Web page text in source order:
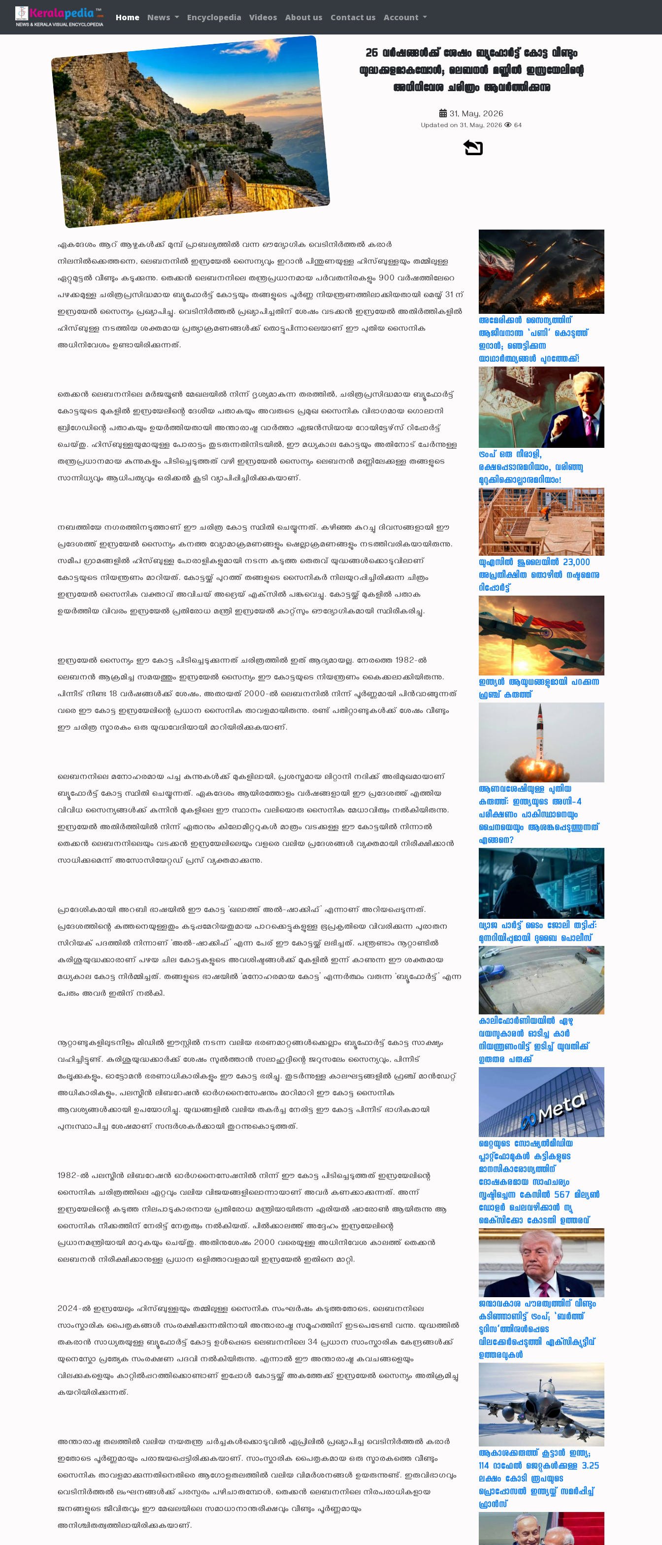
Home News Encyclopedia Videos About us Contact us Account
26 വർഷങ്ങൾക്ക് ശേഷം ബ്യൂഫോർട്ട് കോട്ട വീണ്ടും
യുദ്ധക്കളമാകുമ്പോൾ; ലെബനൻ മണ്ണിൽ ഇസ്രയേലിന്റെ
അധിനിവേശ ചരിത്രം ആവർത്തിക്കുന്നു
31, May, 2026
Updated on 31, May, 2026 64
ഏകദേശം ആറ് ആഴ്ചകൾക്ക് മുമ്പ് പ്രാബല്യത്തിൽ വന്ന ഔദ്യോഗിക വെടിനിർത്തൽ കരാർ
നിലനിൽക്കെത്തന്നെ, ലെബനനിൽ ഇസ്രയേൽ സൈന്യവും ഇറാൻ പിന്തുണയുള്ള ഹിസ്ബുള്ളയും തമ്മിലുള്ള
ഏറ്റുമുട്ടൽ വീണ്ടും കടുക്കുന്നു. തെക്കൻ ലെബനനിലെ തന്ത്രപ്രധാനമായ പർവതനിരകളും 900 വർഷത്തിലേറെ
പഴക്കമുള്ള ചരിത്രപ്രസിദ്ധമായ ബ്യൂഫോർട്ട് കോട്ടയും തങ്ങളുടെ പൂർണ്ണ നിയന്ത്രണത്തിലാക്കിയതായി മെയ്യ് 31 ന്
ഇസ്രയേൽ സൈന്യം പ്രഖ്യാപിച്ചു. വെടിനിർത്തൽ പ്രഖ്യാപിച്ചതിന് ശേഷം വടക്കൻ ഇസ്രയേൽ അതിർത്തികളിൽ
ഹിസ്ബുള്ള നടത്തിയ ശക്തമായ പ്രത്യാക്രമണങ്ങൾക്ക് തൊട്ടുപിന്നാലെയാണ് ഈ പുതിയ സൈനിക
അധിനിവേശം ഉണ്ടായിരിക്കുന്നത്.
തെക്കൻ ലെബനനിലെ മർജയൂൺ മേഖലയിൽ നിന്ന് ദൃശ്യമാകുന്ന തരത്തിൽ, ചരിത്രപ്രസിദ്ധമായ ബ്യൂഫോർട്ട്
കോട്ടയുടെ മുകളിൽ ഇസ്രയേലിന്റെ ദേശീയ പതാകയും അവരുടെ പ്രമുഖ സൈനിക വിഭാഗമായ ഗൊലാനി
ബ്രിഗേഡിന്റെ പതാകയും ഉയർത്തിയതായി അന്താരാഷ്ട്ര വാർത്താ ഏജൻസിയായ റോയിട്ടേഴ്‌സ് റിപ്പോർട്ട്
ചെയ്തു. ഹിസ്ബുള്ളയുമായുള്ള പോരാട്ടം തുടരുന്നതിനിടയിൽ, ഈ മധ്യകാല കോട്ടയും അതിനോട് ചേർന്നുള്ള
തന്ത്രപ്രധാനമായ കുന്നുകളും പിടിച്ചെടുത്തത് വഴി ഇസ്രയേൽ സൈന്യം ലെബനൻ മണ്ണിലേക്കുള്ള തങ്ങളുടെ
സാന്നിധ്യവും ആധിപത്യവും ഒരിക്കൽ കൂടി വ്യാപിപ്പിച്ചിരിക്കുകയാണ്.
നബത്തിയേ നഗരത്തിനടുത്താണ് ഈ ചരിത്ര കോട്ട സ്ഥിതി ചെയ്യുന്നത്. കഴിഞ്ഞ കുറച്ചു ദിവസങ്ങളായി ഈ
പ്രദേശത്ത് ഇസ്രയേൽ സൈന്യം കനത്ത വ്യോമാക്രമണങ്ങളും ഷെല്ലാക്രമണങ്ങളും നടത്തിവരികയായിരുന്നു.
സമീപ ഗ്രാമങ്ങളിൽ ഹിസ്ബുള്ള പോരാളികളുമായി നടന്ന കടുത്ത തെരുവ് യുദ്ധങ്ങൾക്കൊടുവിലാണ്
കോട്ടയുടെ നിയന്ത്രണം മാറിയത്. കോട്ടയ്ക്ക് പുറത്ത് തങ്ങളുടെ സൈനികർ നിലയുറപ്പിച്ചിരിക്കുന്ന ചിത്രം
ഇസ്രയേൽ സൈനിക വക്താവ് അവിചയ് അദ്രെയ് എക്‌സിൽ പങ്കുവെച്ചു. കോട്ടയ്ക്ക് മുകളിൽ പതാക
ഉയർത്തിയ വിവരം ഇസ്രയേൽ പ്രതിരോധ മന്ത്രി ഇസ്രയേൽ കാറ്റ്‌സും ഔദ്യോഗികമായി സ്ഥിരീകരിച്ചു.
ഇസ്രയേൽ സൈന്യം ഈ കോട്ട പിടിച്ചെടുക്കുന്നത് ചരിത്രത്തിൽ ഇത് ആദ്യമായല്ല. നേരത്തെ 1982-ൽ
ലെബനൻ ആക്രമിച്ച സമയത്തും ഇസ്രയേൽ സൈന്യം ഈ കോട്ടയുടെ നിയന്ത്രണം കൈക്കലാക്കിയിരുന്നു.
പിന്നീട് നീണ്ട 18 വർഷങ്ങൾക്ക് ശേഷം, അതായത് 2000-ൽ ലെബനനിൽ നിന്ന് പൂർണ്ണമായി പിൻവാങ്ങുന്നത്
വരെ ഈ കോട്ട ഇസ്രയേലിന്റെ പ്രധാന സൈനിക താവളമായിരുന്നു. രണ്ട് പതിറ്റാണ്ടുകൾക്ക് ശേഷം വീണ്ടും
ഈ ചരിത്ര സ്മാരകം ഒരു യുദ്ധവേദിയായി മാറിയിരിക്കുകയാണ്.
ലെബനനിലെ മനോഹരമായ പച്ച കുന്നുകൾക്ക് മുകളിലായി, പ്രശസ്തമായ ലിറ്റാനി നദിക്ക് അഭിമുഖമായാണ്
ബ്യൂഫോർട്ട് കോട്ട സ്ഥിതി ചെയ്യുന്നത്. ഏകദേശം ആയിരത്തോളം വർഷങ്ങളായി ഈ പ്രദേശത്ത് എത്തിയ
വിവിധ സൈന്യങ്ങൾക്ക് കുന്നിൻ മുകളിലെ ഈ സ്ഥാനം വലിയൊരു സൈനിക മേധാവിത്വം നൽകിയിരുന്നു.
ഇസ്രയേൽ അതിർത്തിയിൽ നിന്ന് ഏതാനും കിലോമീറ്ററുകൾ മാത്രം വടക്കുള്ള ഈ കോട്ടയിൽ നിന്നാൽ
തെക്കൻ ലെബനനിലെയും വടക്കൻ ഇസ്രയേലിലെയും വളരെ വലിയ പ്രദേശങ്ങൾ വ്യക്തമായി നിരീക്ഷിക്കാൻ
സാധിക്കുമെന്ന് അസോസിയേറ്റഡ് പ്രസ് വ്യക്തമാക്കുന്നു.
പ്രാദേശികമായി അറബി ഭാഷയിൽ ഈ കോട്ട ‘ഖലാത്ത് അൽ-ഷാക്കിഫ്’ എന്നാണ് അറിയപ്പെടുന്നത്.
പ്രദേശത്തിന്റെ കുത്തനെയുള്ളതും കടുപ്പമേറിയതുമായ പാറക്കെട്ടുകളുള്ള ഭൂപ്രകൃതിയെ വിവരിക്കുന്ന പുരാതന
സിറിയക് പദത്തിൽ നിന്നാണ് ‘അൽ-ഷാക്കിഫ്’ എന്ന പേര് ഈ കോട്ടയ്ക്ക് ലഭിച്ചത്. പന്ത്രണ്ടാം നൂറ്റാണ്ടിൽ
കുരിശുയുദ്ധക്കാരാണ് പഴയ ചില കോട്ടകളുടെ അവശിഷ്ടങ്ങൾക്ക് മുകളിൽ ഇന്ന് കാണുന്ന ഈ ശക്തമായ
മധ്യകാല കോട്ട നിർമ്മിച്ചത്. തങ്ങളുടെ ഭാഷയിൽ ‘മനോഹരമായ കോട്ട’ എന്നർത്ഥം വരുന്ന ‘ബ്യൂഫോർട്ട്’ എന്ന
പേരും അവർ ഇതിന് നൽകി.
നൂറ്റാണ്ടുകളിലുടനീളം മിഡിൽ ഈസ്റ്റിൽ നടന്ന വലിയ ഭരണമാറ്റങ്ങൾക്കെല്ലാം ബ്യൂഫോർട്ട് കോട്ട സാക്ഷ്യം
വഹിച്ചിട്ടുണ്ട്. കുരിശുയുദ്ധക്കാർക്ക് ശേഷം സുൽത്താൻ സലാഹുദ്ദീന്റെ ജറുസലേം സൈന്യവും, പിന്നീട്
മംലൂക്കുകളും, ഓട്ടോമൻ ഭരണാധികാരികളും ഈ കോട്ട ഭരിച്ചു. തുടർന്നുള്ള കാലഘട്ടങ്ങളിൽ ഫ്രഞ്ച് മാൻഡേറ്റ്
അധികാരികളും, പലസ്തീൻ ലിബറേഷൻ ഓർഗനൈസേഷനും മാറിമാറി ഈ കോട്ട സൈനിക
ആവശ്യങ്ങൾക്കായി ഉപയോഗിച്ചു. യുദ്ധങ്ങളിൽ വലിയ തകർച്ച നേരിട്ട ഈ കോട്ട പിന്നീട് ഭാഗികമായി
പുനഃസ്ഥാപിച്ച ശേഷമാണ് സന്ദർശകർക്കായി തുറന്നുകൊടുത്തത്.
1982-ൽ പലസ്തീൻ ലിബറേഷൻ ഓർഗനൈസേഷനിൽ നിന്ന് ഈ കോട്ട പിടിച്ചെടുത്തത് ഇസ്രയേലിന്റെ
സൈനിക ചരിത്രത്തിലെ ഏറ്റവും വലിയ വിജയങ്ങളിലൊന്നായാണ് അവർ കണക്കാക്കുന്നത്. അന്ന്
ഇസ്രയേലിന്റെ കടുത്ത നിലപാടുകാരനായ പ്രതിരോധ മന്ത്രിയായിരുന്ന ഏരിയൽ ഷാരോൺ ആയിരുന്നു ആ
സൈനിക നീക്കത്തിന് നേരിട്ട് നേതൃത്വം നൽകിയത്. പിൽക്കാലത്ത് അദ്ദേഹം ഇസ്രയേലിന്റെ
പ്രധാനമന്ത്രിയായി മാറുകയും ചെയ്തു. അതിനുശേഷം 2000 വരെയുള്ള അധിനിവേശ കാലത്ത് തെക്കൻ
ലെബനൻ നിരീക്ഷിക്കാനുള്ള പ്രധാന ഒളിത്താവളമായി ഇസ്രയേൽ ഇതിനെ മാറ്റി.
2024-ൽ ഇസ്രയേലും ഹിസ്ബുള്ളയും തമ്മിലുള്ള സൈനിക സംഘർഷം കടുത്തതോടെ, ലെബനനിലെ
സാംസ്കാരിക പൈതൃകങ്ങൾ സംരക്ഷിക്കുന്നതിനായി അന്താരാഷ്ട്ര സമൂഹത്തിന് ഇടപെടേണ്ടി വന്നു. യുദ്ധത്തിൽ
തകരാൻ സാധ്യതയുള്ള ബ്യൂഫോർട്ട് കോട്ട ഉൾപ്പെടെ ലെബനനിലെ 34 പ്രധാന സാംസ്കാരിക കേന്ദ്രങ്ങൾക്ക്
യുനെസ്കോ പ്രത്യേക സംരക്ഷണ പദവി നൽകിയിരുന്നു. എന്നാൽ ഈ അന്താരാഷ്ട്ര കവചങ്ങളെയും
വിലക്കുകളെയും കാറ്റിൽപ്പറത്തിക്കൊണ്ടാണ് ഇപ്പോൾ കോട്ടയ്ക്ക് അകത്തേക്ക് ഇസ്രയേൽ സൈന്യം അതിക്രമിച്ചു
കയറിയിരിക്കുന്നത്.
അന്താരാഷ്ട്ര തലത്തിൽ വലിയ നയതന്ത്ര ചർച്ചകൾക്കൊടുവിൽ ഏപ്രിലിൽ പ്രഖ്യാപിച്ച വെടിനിർത്തൽ കരാർ
ഇതോടെ പൂർണ്ണമായും പരാജയപ്പെട്ടിരിക്കുകയാണ്. സാംസ്കാരിക പൈതൃകമായ ഒരു സ്മാരകത്തെ വീണ്ടും
സൈനിക താവളമാക്കുന്നതിനെതിരെ ആഗോളതലത്തിൽ വലിയ വിമർശനങ്ങൾ ഉയരുന്നുണ്ട്. ഇരുവിഭാഗവും
വെടിനിർത്തൽ ലംഘനങ്ങൾക്ക് പരസ്പരം പഴിചാരുമ്പോൾ, തെക്കൻ ലെബനനിലെ നിരപരാധികളായ
ജനങ്ങളുടെ ജീവിതവും ഈ മേഖലയിലെ സമാധാനാന്തരീക്ഷവും വീണ്ടും പൂർണ്ണമായും
അനിശ്ചിതത്വത്തിലായിരിക്കുകയാണ്.
അമേരിക്കൻ സൈന്യത്തിന്
ആജീവനാന്ത ‘പണി’ കൊടുത്ത്
ഇറാൻ; ഞെട്ടിക്കുന്ന
യാഥാർത്ഥ്യങ്ങൾ പുറത്തേക്ക്!
ട്രംപ് ഒരു നീരാളി,
രക്ഷപ്പെടാനുമറിയാം, വരിഞ്ഞു
മുറുക്കിക്കൊല്ലാനുമറിയാം!
യുഎസില്‍ ജൂലൈയില്‍ 23,000
അപ്രതീക്ഷിത തൊഴില്‍ നഷ്ടമെന്നു
റിപ്പോര്‍ട്ട്
ഇന്ത്യൻ ആയുധങ്ങളുമായി പറക്കുന്ന
ഫ്രഞ്ച് കരുത്ത്
ആണവശേഷിയുള്ള പുതിയ
കരുത്ത്: ഇന്ത്യയുടെ അഗ്നി-4
പരീക്ഷണം പാകിസ്ഥാനെയും
ചൈനയെയും ആശങ്കപ്പെടുത്തുന്നത്
എങ്ങനെ?
വ്യാജ പാർട്ട് ടൈം ജോലി തട്ടിപ്പ്:
മുന്നറിയിപ്പുമായി ദുബൈ പൊലീസ്
കാലിഫോര്‍ണിയയില്‍ ഏഴു
വയസുകാരന്‍ ഓടിച്ച കാര്‍
നിയന്ത്രണംവിട്ട് ഇടിച്ച് യുവതിക്ക്
ഗുരുതര പരുക്ക്
മെറ്റയുടെ സോഷ്യല്‍മീഡിയ
പ്ലാറ്റ്‌ഫോമുകള്‍ കുട്ടികളുടെ
മാനസികാരോഗ്യത്തിന്
ദോഷകരമായ സാഹചര്യം
സൃഷ്ടിച്ചെന്ന കേസില്‍ 567 മില്യണ്‍
ഡോളര്‍ ചെലവഴിക്കാന്‍ ന്യൂ
മെക്‌സിക്കോ കോടതി ഉത്തരവ്
ജന്മാവകാശ പൗരത്വത്തിന് വീണ്ടും
കടിഞ്ഞാണിട്ട് ട്രംപ്; ‘ബര്‍ത്ത്
ടൂറിസ’ത്തിനുള്‍പ്പെടെ
വിലക്കേര്‍പ്പെടുത്തി എക്‌സിക്യൂട്ടീവ്
ഉത്തരവുകള്‍
ആകാശക്കരുത്ത് കൂട്ടാൻ ഇന്ത്യ;
114 റാഫേൽ ജെറ്റുകൾക്കുള്ള 3.25
ലക്ഷം കോടി രൂപയുടെ
പ്രൊപ്പോസൽ ഇന്ത്യയ്ക്ക് സമർപ്പിച്ച്
ഫ്രാൻസ്